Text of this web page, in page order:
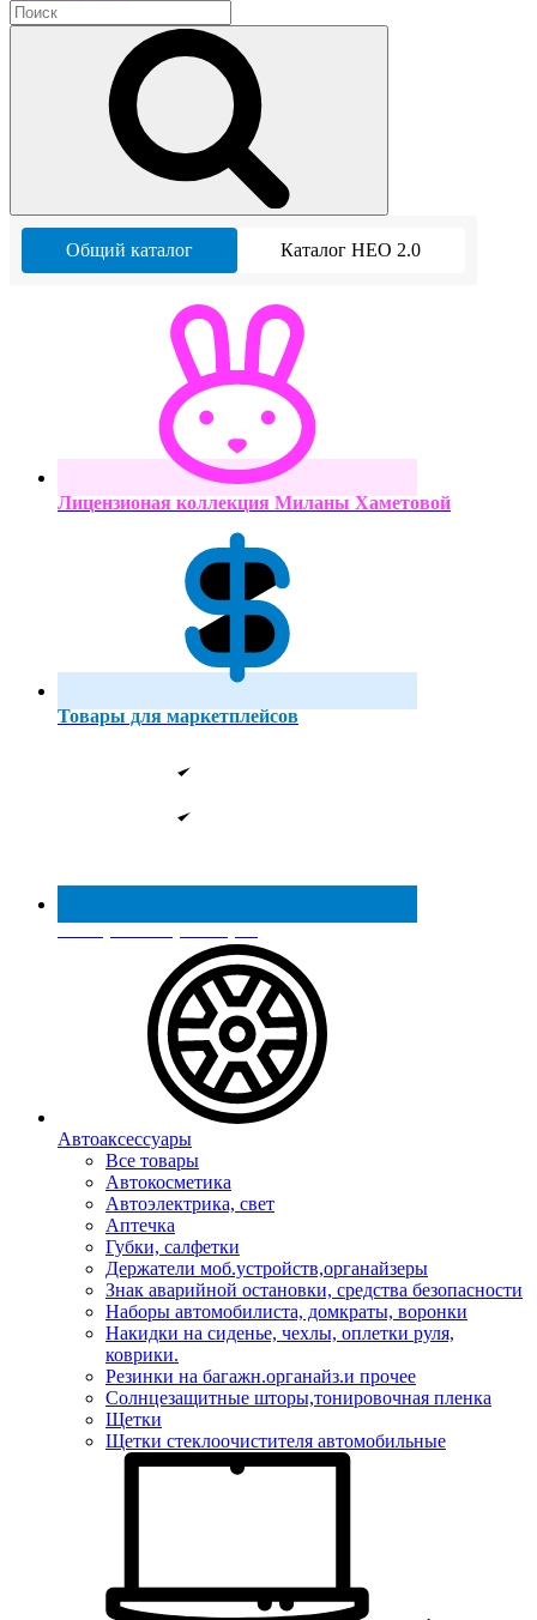
Общий каталог Каталог НЕО 2.0
Лицензионая коллекция Миланы Хаметовой
Товары для маркетплейсов
Реестр МинПромТорга
Автоаксессуары
Все товары
Автокосметика
Автоэлектрика, свет
Аптечка
Губки, салфетки
Держатели моб.устройств,органайзеры
Знак аварийной остановки, средства безопасности
Наборы автомобилиста, домкраты, воронки
Накидки на сиденье, чехлы, оплетки руля,
коврики.
Резинки на багажн.органайз.и прочее
Солнцезащитные шторы,тонировочная пленка
Щетки
Щетки стеклоочистителя автомобильные